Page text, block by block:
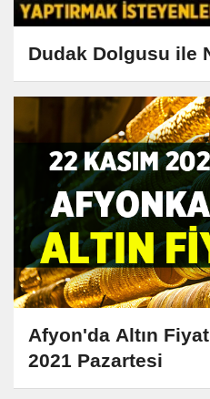
Dudak Dolgusu ile
Afyon'da Altın
2021 Pazartesi